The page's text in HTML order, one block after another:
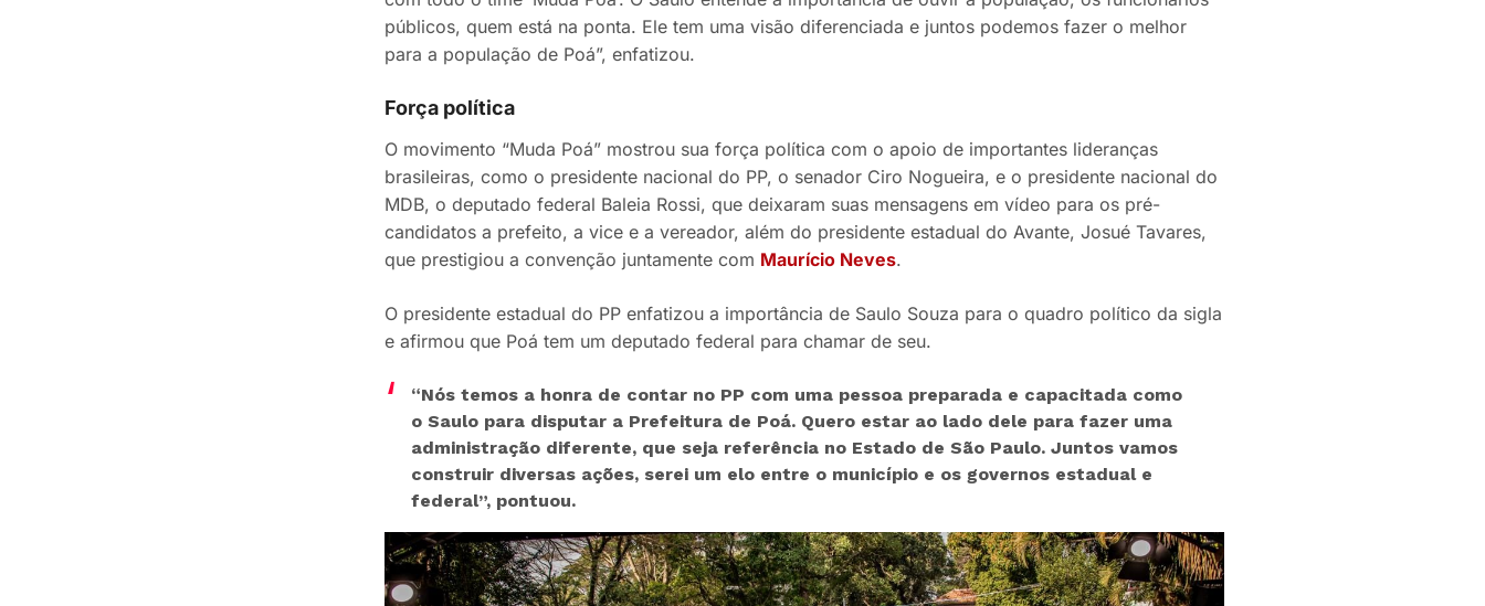
públicos, quem está na ponta. Ele tem uma visão diferenciada e juntos podemos fazer o melhor
para a população de Poá”, enfatizou.
Força política
O movimento “Muda Poá” mostrou sua força política com o apoio de importantes lideranças
brasileiras, como o presidente nacional do PP, o senador Ciro Nogueira, e o presidente nacional do
MDB, o deputado federal Baleia Rossi, que deixaram suas mensagens em vídeo para os pré-
candidatos a prefeito, a vice e a vereador, além do presidente estadual do Avante, Josué Tavares,
que prestigiou a convenção juntamente com Maurício Neves.
O presidente estadual do PP enfatizou a importância de Saulo Souza para o quadro político da sigla
e afirmou que Poá tem um deputado federal para chamar de seu.
“Nós temos a honra de contar no PP com uma pessoa preparada e capacitada como
o Saulo para disputar a Prefeitura de Poá. Quero estar ao lado dele para fazer uma
administração diferente, que seja referência no Estado de São Paulo. Juntos vamos
construir diversas ações, serei um elo entre o município e os governos estadual e
federal”, pontuou.